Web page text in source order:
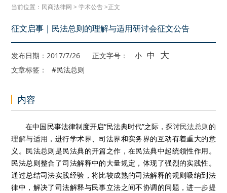
当前位置： 民商法律网 >学术公告>正文
征文启事｜民法总则的理解与适用研讨会征文公告
发布日期：2017/7/26 正文字号： 小 中 大
文章标签： #民法总则
内容
在中国民事法律制度开启“民法典时代”之际，探讨民法总则的
理解与适用 ，进行学术界、司法界和实务界的互动有着重大的意
义。民法总则是民法典的开篇之作，在民法典中起统领性作用。
民法总则整合了司法解释中的大量规定，体现了强烈的实践性。
通过总结司法实践经验，将比较成熟的司法解释的规则吸纳到法
律中，解决了司法解释与民事立法之间不协调的问题，进一步提